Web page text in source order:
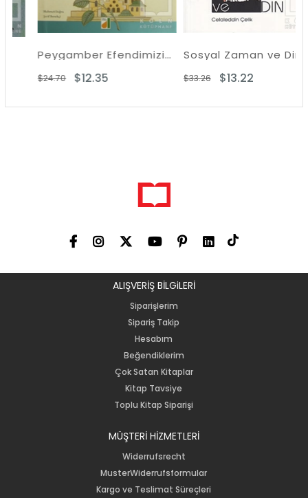
Peygamber Efendimizin Hayatı
$12.35
$24.70
Sosyal Zaman ve Din
$13.22
$33.26
ALIŞVERİŞ BİLGiLERİ
Siparişlerim
Sipariş Takip
Hesabım
Beğendiklerim
Çok Satan Kitaplar
Kitap Tavsiye
Toplu Kitap Siparişi
MÜŞTERİ HİZMETLERİ
Widerrufsrecht
MusterWiderrufsformular
Kargo ve Teslimat Süreçleri